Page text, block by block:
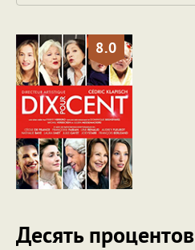
8.0
Десять процентов